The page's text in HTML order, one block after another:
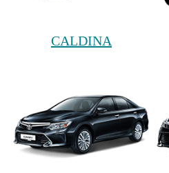
CALDINA